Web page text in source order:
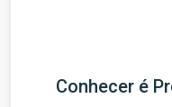
Conhecer é